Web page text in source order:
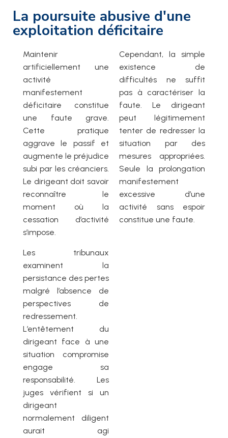
La poursuite abusive d'une
exploitation déficitaire
Maintenir
artificiellement une
activité
manifestement
déficitaire constitue
une faute grave.
Cette pratique
aggrave le passif et
augmente le préjudice
subi par les créanciers.
Le dirigeant doit savoir
reconnaître le
moment où la
cessation d’activité
s’impose.
Les tribunaux
examinent la
persistance des pertes
malgré l’absence de
perspectives de
redressement.
L’entêtement du
dirigeant face à une
situation compromise
engage sa
responsabilité. Les
juges vérifient si un
dirigeant
normalement diligent
aurait agi
Cependant, la simple
existence de
difficultés ne suffit
pas à caractériser la
faute. Le dirigeant
peut légitimement
tenter de redresser la
situation par des
mesures appropriées.
Seule la prolongation
manifestement
excessive d’une
activité sans espoir
constitue une faute.